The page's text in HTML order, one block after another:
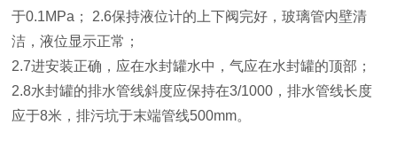
于0.1MPa； 2.6保持液位计的上下阀完好，玻璃管内壁清
洁，液位显示正常；
2.7进安装正确，应在水封罐水中，气应在水封罐的顶部；
2.8水封罐的排水管线斜度应保持在3/1000，排水管线长度
应于8米，排污坑于末端管线500mm。